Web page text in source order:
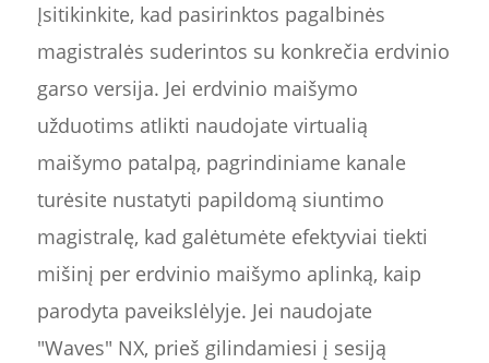
Įsitikinkite, kad pasirinktos pagalbinės
magistralės suderintos su konkrečia erdvinio
garso versija. Jei erdvinio maišymo
užduotims atlikti naudojate virtualią
maišymo patalpą, pagrindiniame kanale
turėsite nustatyti papildomą siuntimo
magistralę, kad galėtumėte efektyviai tiekti
mišinį per erdvinio maišymo aplinką, kaip
parodyta paveikslėlyje. Jei naudojate
"Waves" NX, prieš gilindamiesi į sesiją